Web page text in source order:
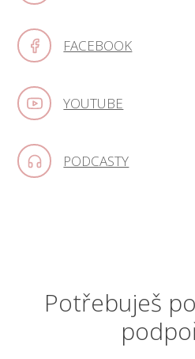
FACEBOOK
YOUTUBE
PODCASTY
Potřebuješ